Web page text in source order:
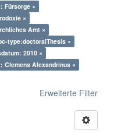
Fürsorge ×
×
Amt ×
type:doctoralThesis ×
2010 ×
Clemens Alexandrinus ×
Erweiterte Filter